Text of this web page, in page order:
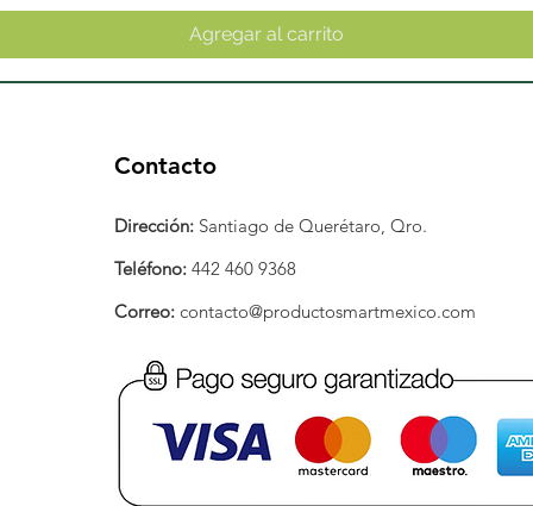
Agregar al carrito
Contacto
Dirección: Santiago de Querétaro, Qro.
Teléfono: 442 460 9368
Correo: contacto@productosmartmexico.com